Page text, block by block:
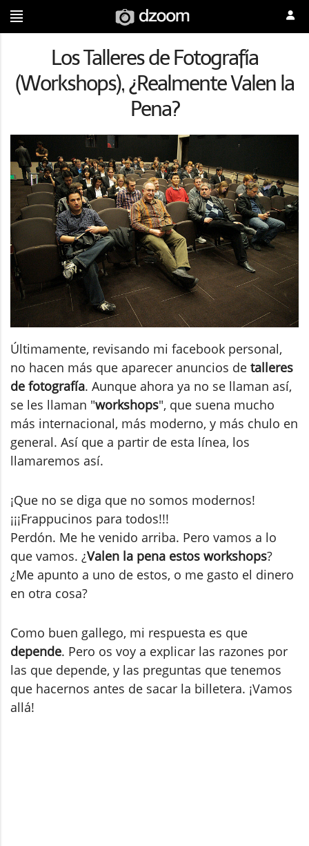
Los Talleres de Fotografía
(Workshops), ¿Realmente Valen la
Pena?
Últimamente, revisando mi facebook personal,
no hacen más que aparecer anuncios de talleres
de fotografía. Aunque ahora ya no se llaman así,
se les llaman "workshops", que suena mucho
más internacional, más moderno, y más chulo en
general. Así que a partir de esta línea, los
llamaremos así.
¡Que no se diga que no somos modernos!
¡¡¡Frappucinos para todos!!!
Perdón. Me he venido arriba. Pero vamos a lo
que vamos. ¿Valen la pena estos workshops?
¿Me apunto a uno de estos, o me gasto el dinero
en otra cosa?
Como buen gallego, mi respuesta es que
depende. Pero os voy a explicar las razones por
las que depende, y las preguntas que tenemos
que hacernos antes de sacar la billetera. ¡Vamos
allá!